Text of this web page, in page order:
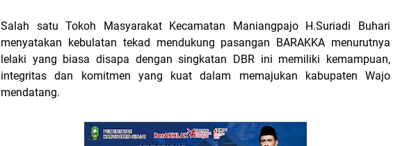
Salah satu Tokoh Masyarakat Kecamatan Maniangpajo H.Suriadi Buhari
menyatakan kebulatan tekad mendukung pasangan BARAKKA menurutnya
lelaki yang biasa disapa dengan singkatan DBR ini memiliki kemampuan,
integritas dan komitmen yang kuat dalam memajukan kabupaten Wajo
mendatang.